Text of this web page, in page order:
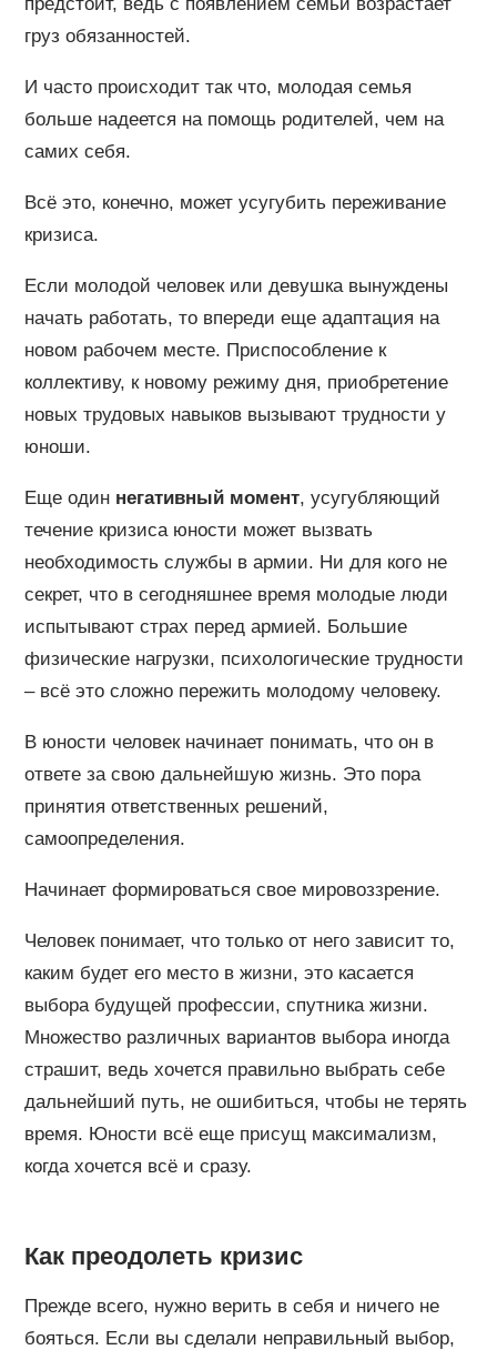
груз обязанностей.
И часто происходит так что, молодая семья
больше надеется на помощь родителей, чем на
самих себя.
Всё это, конечно, может усугубить переживание
кризиса.
Если молодой человек или девушка вынуждены
начать работать, то впереди еще адаптация на
новом рабочем месте. Приспособление к
коллективу, к новому режиму дня, приобретение
новых трудовых навыков вызывают трудности у
юноши.
Еще один негативный момент, усугубляющий
течение кризиса юности может вызвать
необходимость службы в армии. Ни для кого не
секрет, что в сегодняшнее время молодые люди
испытывают страх перед армией. Большие
физические нагрузки, психологические трудности
– всё это сложно пережить молодому человеку.
В юности человек начинает понимать, что он в
ответе за свою дальнейшую жизнь. Это пора
принятия ответственных решений,
самоопределения.
Начинает формироваться свое мировоззрение.
Человек понимает, что только от него зависит то,
каким будет его место в жизни, это касается
выбора будущей профессии, спутника жизни.
Множество различных вариантов выбора иногда
страшит, ведь хочется правильно выбрать себе
дальнейший путь, не ошибиться, чтобы не терять
время. Юности всё еще присущ максимализм,
когда хочется всё и сразу.
Как преодолеть кризис
Прежде всего, нужно верить в себя и ничего не
бояться. Если вы сделали неправильный выбор,